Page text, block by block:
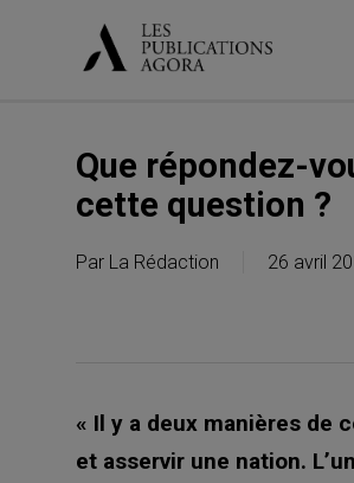
Que répondez-
cette question ?
Par La Rédaction 26 avril
« Il y a deux manières de
et asservir une nation.